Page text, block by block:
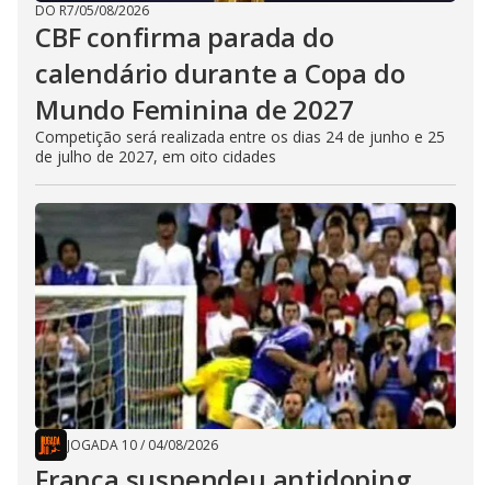
DO R7/05/08/2026
CBF confirma parada do
calendário durante a Copa do
Mundo Feminina de 2027
Competição será realizada entre os dias 24 de junho e 25
de julho de 2027, em oito cidades
JOGADA 10/ 04/08/2026